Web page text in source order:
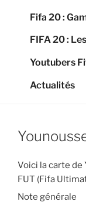
Fifa 20 :
FIFA 20 :
Youtubers
Actualités
Voici la carte de
FUT (Fifa
Note générale